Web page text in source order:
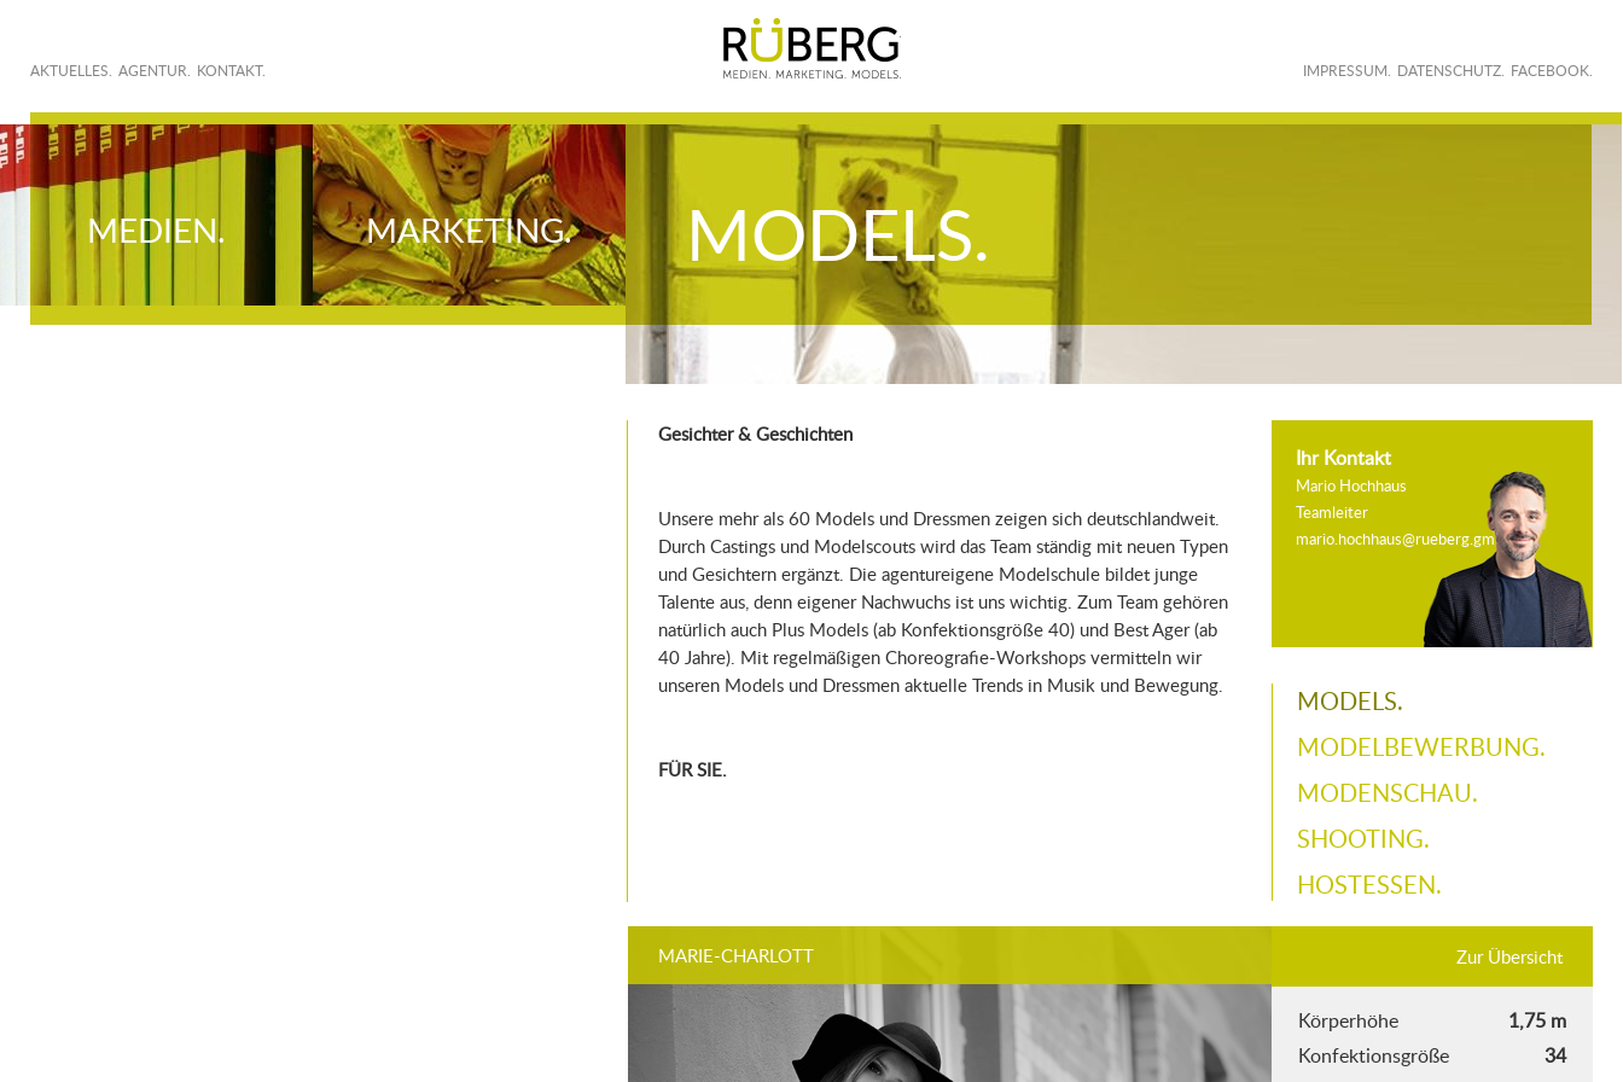
AKTUELLES. AGENTUR. KONTAKT. IMPRESSUM. DATENSCHUTZ. FACEBOOK.
MEDIEN. MARKETING. MODELS.
Ihr Kontakt
Mario Hochhaus
Teamleiter
mario.hochhaus@rueberg.gmbh
MODELS.
MODELBEWERBUNG.
MODENSCHAU.
SHOOTING.
HOSTESSEN.
Gesichter & Geschichten
Unsere mehr als 60 Models und Dressmen zeigen sich deutschlandweit.
Durch Castings und Modelscouts wird das Team ständig mit neuen Typen
und Gesichtern ergänzt. Die agentureigene Modelschule bildet junge
Talente aus, denn eigener Nachwuchs ist uns wichtig. Zum Team gehören
natürlich auch Plus Models (ab Konfektionsgröße 40) und Best Ager (ab
40 Jahre). Mit regelmäßigen Choreografie-Workshops vermitteln wir
unseren Models und Dressmen aktuelle Trends in Musik und Bewegung.
FÜR SIE.
MARIE-CHARLOTT Zur Übersicht
Körperhöhe
1,75 m
Konfektionsgröße
34